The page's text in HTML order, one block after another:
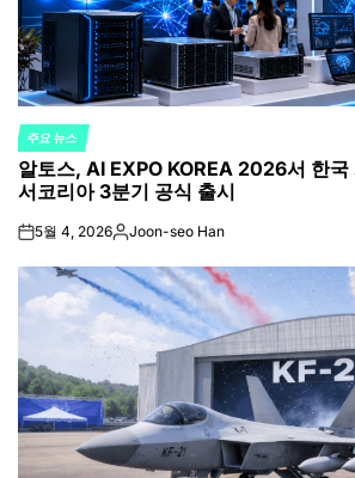
POSTED
IN
주요 뉴스
알토스, AI EXPO KOREA 2026서 한
서코리아 3분기 공식 출시
on5월 4, 2026Posted
Joon-seo Han